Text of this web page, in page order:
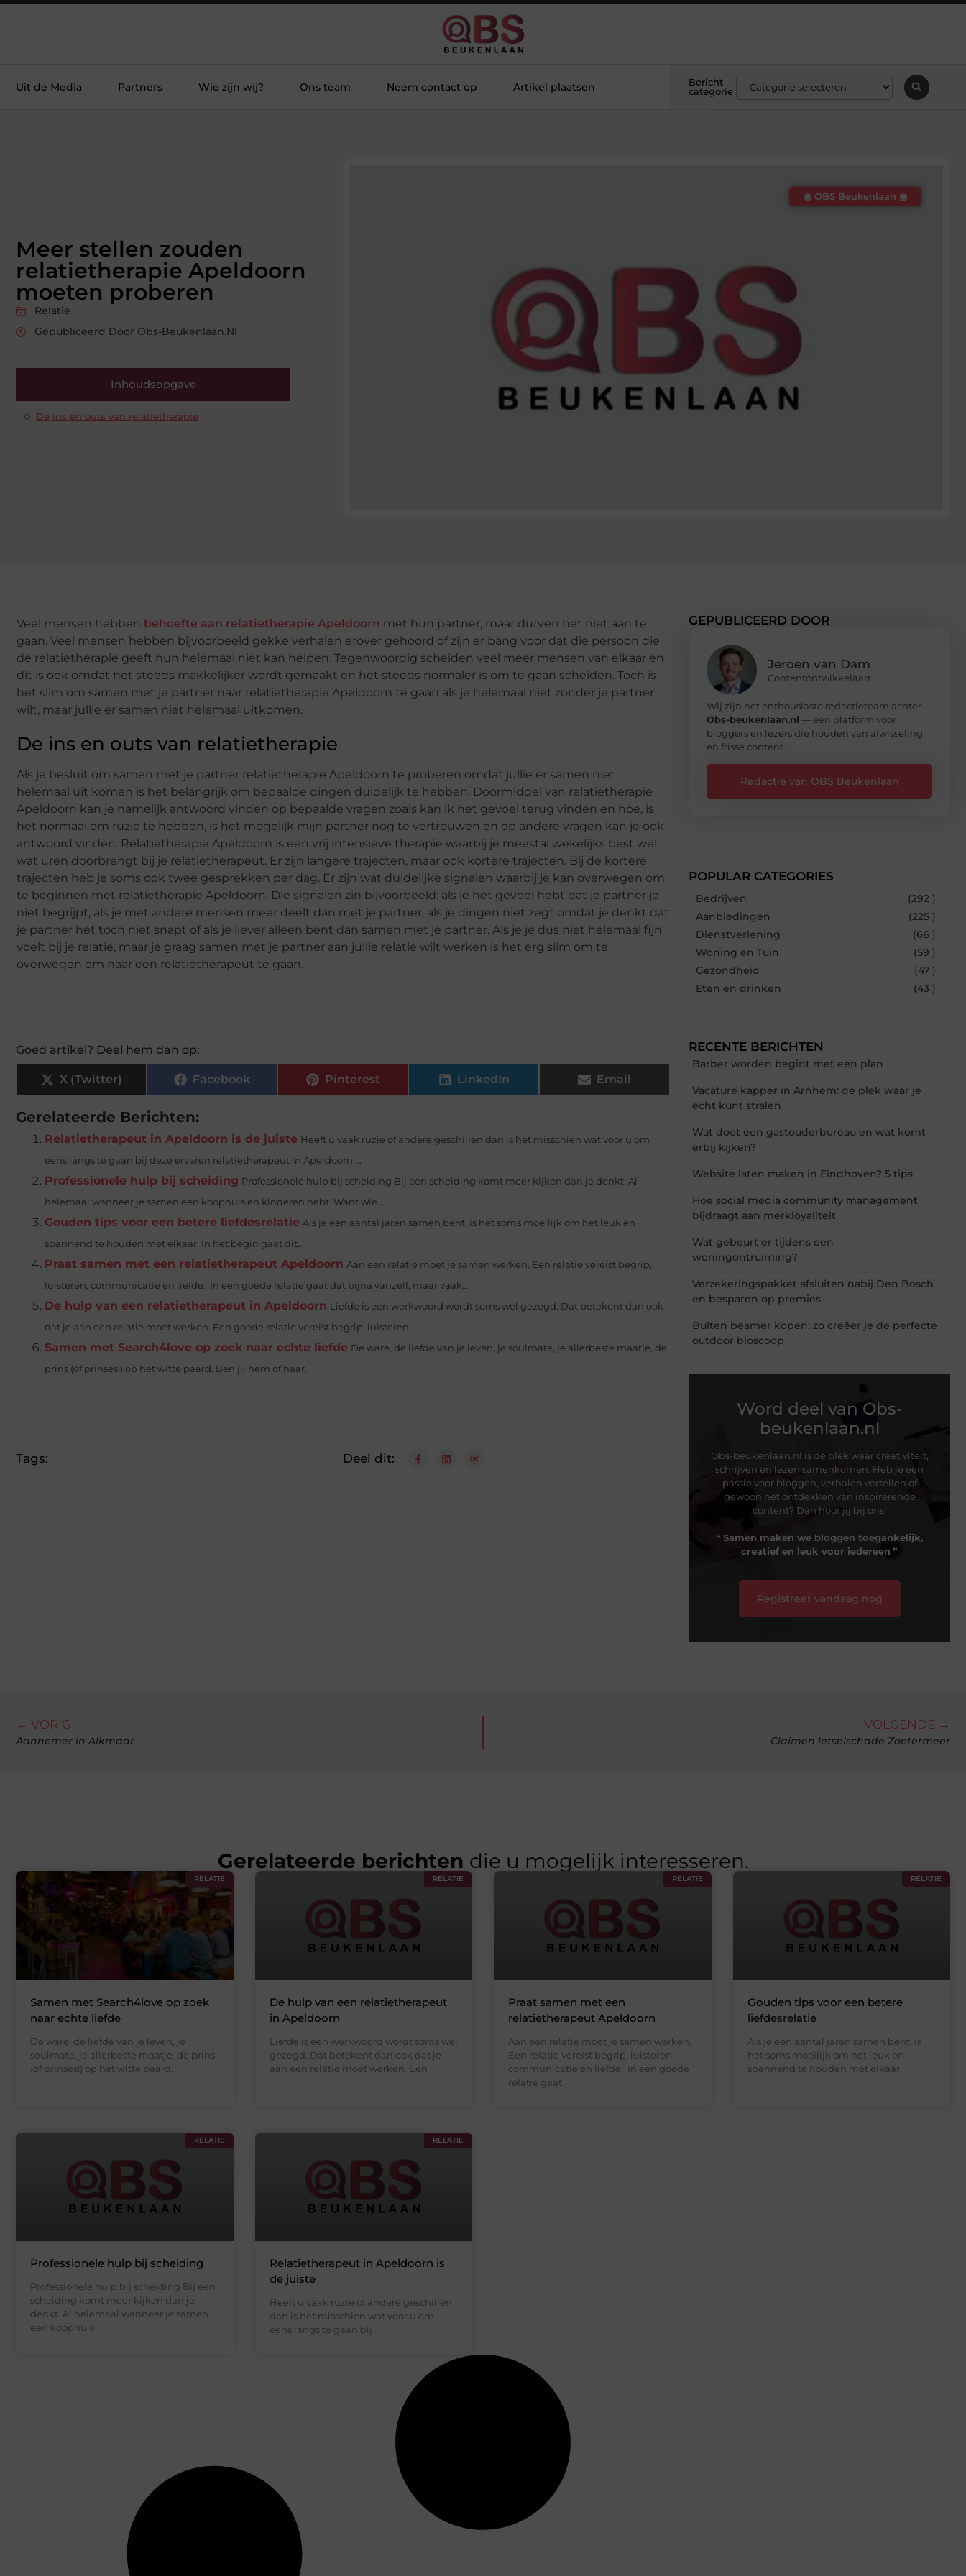
Uit de Media Partners Wie zijn wij? Ons team Neem contact op Artikel plaatsen
Bericht
categorie
Meer stellen zouden
relatietherapie Apeldoorn
moeten proberen
Relatie
Gepubliceerd Door Obs-Beukenlaan.nl
Inhoudsopgave
De ins en outs van relatietherapie
◉ OBS Beukenlaan ◉
Veel mensen hebben behoefte aan relatietherapie Apeldoorn met hun partner, maar durven het niet aan te
gaan. Veel mensen hebben bijvoorbeeld gekke verhalen erover gehoord of zijn er bang voor dat die persoon die
de relatietherapie geeft hun helemaal niet kan helpen. Tegenwoordig scheiden veel meer mensen van elkaar en
dit is ook omdat het steeds makkelijker wordt gemaakt en het steeds normaler is om te gaan scheiden. Toch is
het slim om samen met je partner naar relatietherapie Apeldoorn te gaan als je helemaal niet zonder je partner
wilt, maar jullie er samen niet helemaal uitkomen.
De ins en outs van relatietherapie
Als je besluit om samen met je partner relatietherapie Apeldoorn te proberen omdat jullie er samen niet
helemaal uit komen is het belangrijk om bepaalde dingen duidelijk te hebben. Doormiddel van relatietherapie
Apeldoorn kan je namelijk antwoord vinden op bepaalde vragen zoals kan ik het gevoel terug vinden en hoe, is
het normaal om ruzie te hebben, is het mogelijk mijn partner nog te vertrouwen en op andere vragen kan je ook
antwoord vinden. Relatietherapie Apeldoorn is een vrij intensieve therapie waarbij je meestal wekelijks best wel
wat uren doorbrengt bij je relatietherapeut. Er zijn langere trajecten, maar ook kortere trajecten. Bij de kortere
trajecten heb je soms ook twee gesprekken per dag. Er zijn wat duidelijke signalen waarbij je kan overwegen om
te beginnen met relatietherapie Apeldoorn. Die signalen zin bijvoorbeeld: als je het gevoel hebt dat je partner je
niet begrijpt, als je met andere mensen meer deelt dan met je partner, als je dingen niet zegt omdat je denkt dat
je partner het toch niet snapt of als je liever alleen bent dan samen met je partner. Als je je dus niet helemaal fijn
voelt bij je relatie, maar je graag samen met je partner aan jullie relatie wilt werken is het erg slim om te
overwegen om naar een relatietherapeut te gaan.
Goed artikel? Deel hem dan op:
X (Twitter) Facebook Pinterest LinkedIn Email
Gerelateerde Berichten:
Relatietherapeut in Apeldoorn is de juiste Heeft u vaak ruzie of andere geschillen dan is het misschien wat voor u om
eens langs te gaan bij deze ervaren relatietherapeut in Apeldoorn....
Professionele hulp bij scheiding Professionele hulp bij scheiding Bij een scheiding komt meer kijken dan je denkt. Al
helemaal wanneer je samen een koophuis en kinderen hebt. Want wie...
Gouden tips voor een betere liefdesrelatie Als je een aantal jaren samen bent, is het soms moeilijk om het leuk en
spannend te houden met elkaar. In het begin gaat dit...
Praat samen met een relatietherapeut Apeldoorn Aan een relatie moet je samen werken. Een relatie vereist begrip,
luisteren, communicatie en liefde. In een goede relatie gaat dat bijna vanzelf, maar vaak...
De hulp van een relatietherapeut in Apeldoorn Liefde is een werkwoord wordt soms wel gezegd. Dat betekent dan ook
dat je aan een relatie moet werken. Een goede relatie vereist begrip, luisteren,...
Samen met Search4love op zoek naar echte liefde De ware, de liefde van je leven, je soulmate, je allerbeste maatje, de
prins (of prinses!) op het witte paard. Ben jij hem of haar...
Tags: Deel dit:
GEPUBLICEERD DOOR
Jeroen van Dam
Contentontwikkelaarr
Wij zijn het enthousiaste redactieteam achter
Obs-beukenlaan.nl — een platform voor
bloggers en lezers die houden van afwisseling
en frisse content.
Redactie van OBS Beukenlaan
POPULAR CATEGORIES
Bedrijven
(292 )
Aanbiedingen
(225 )
Dienstverlening
(66 )
Woning en Tuin
(59 )
Gezondheid
(47 )
Eten en drinken
(43 )
RECENTE BERICHTEN
Barber worden begint met een plan
Vacature kapper in Arnhem: de plek waar je
echt kunt stralen
Wat doet een gastouderbureau en wat komt
erbij kijken?
Website laten maken in Eindhoven? 5 tips
Hoe social media community management
bijdraagt aan merkloyaliteit
Wat gebeurt er tijdens een
woningontruiming?
Verzekeringspakket afsluiten nabij Den Bosch
en besparen op premies
Buiten beamer kopen: zo creëer je de perfecte
outdoor bioscoop
Word deel van Obs-
beukenlaan.nl
Obs-beukenlaan.nl is dé plek waar creativiteit,
schrijven en lezen samenkomen. Heb je een
passie voor bloggen, verhalen vertellen of
gewoon het ontdekken van inspirerende
content? Dan hoor jij bij ons!
❝ Samen maken we bloggen toegankelijk,
creatief en leuk voor iedereen ❞
Registreer vandaag nog
← VORIG
Aannemer in Alkmaar
VOLGENDE →
Claimen letselschade Zoetermeer
Gerelateerde berichten die u mogelijk interesseren.
RELATIE
Samen met Search4love op zoek
naar echte liefde
De ware, de liefde van je leven, je
soulmate, je allerbeste maatje, de prins
(of prinses!) op het witte paard.
RELATIE
De hulp van een relatietherapeut
in Apeldoorn
Liefde is een werkwoord wordt soms wel
gezegd. Dat betekent dan ook dat je
aan een relatie moet werken. Een
RELATIE
Praat samen met een
relatietherapeut Apeldoorn
Aan een relatie moet je samen werken.
Een relatie vereist begrip, luisteren,
communicatie en liefde. In een goede
relatie gaat
RELATIE
Gouden tips voor een betere
liefdesrelatie
Als je een aantal jaren samen bent, is
het soms moeilijk om het leuk en
spannend te houden met elkaar.
RELATIE
Professionele hulp bij scheiding
Professionele hulp bij scheiding Bij een
scheiding komt meer kijken dan je
denkt. Al helemaal wanneer je samen
een koophuis
RELATIE
Relatietherapeut in Apeldoorn is
de juiste
Heeft u vaak ruzie of andere geschillen
dan is het misschien wat voor u om
eens langs te gaan bij